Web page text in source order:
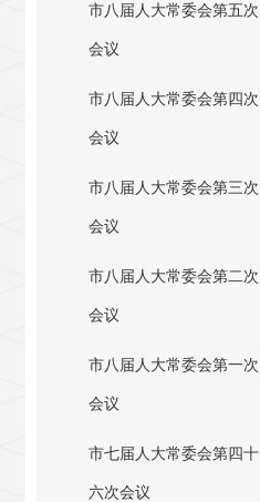
市八届人大常委会第五次
会议
市八届人大常委会第四次
会议
市八届人大常委会第三次
会议
市八届人大常委会第二次
会议
市八届人大常委会第一次
会议
市七届人大常委会第四十
六次会议